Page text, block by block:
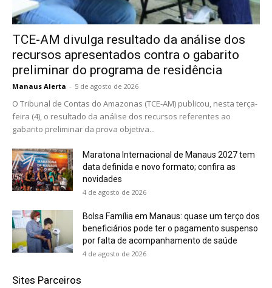
TCE-AM divulga resultado da análise dos
recursos apresentados contra o gabarito
preliminar do programa de residência
Manaus Alerta - 5 de agosto de 2026
O Tribunal de Contas do Amazonas (TCE-AM) publicou, nesta terça-
feira (4), o resultado da análise dos recursos referentes ao
gabarito preliminar da prova objetiva...
Maratona Internacional de Manaus 2027 tem
data definida e novo formato; confira as
novidades
4 de agosto de 2026
Bolsa Família em Manaus: quase um terço dos
beneficiários pode ter o pagamento suspenso
por falta de acompanhamento de saúde
4 de agosto de 2026
Sites Parceiros